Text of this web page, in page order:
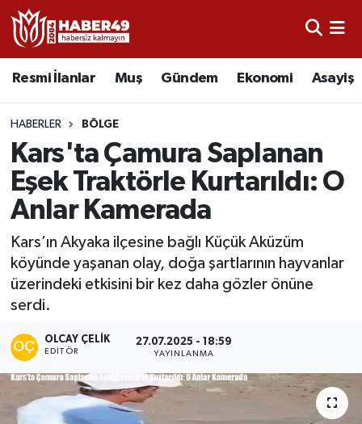
Resmi İlanlar Muş Gündem Ekonomi Asayiş
HABERLER BÖLGE
Kars'ta Çamura Saplanan
Eşek Traktörle Kurtarıldı: O
Anlar Kamerada
Kars’ın Akyaka ilçesine bağlı Küçük Aküzüm
köyünde yaşanan olay, doğa şartlarının hayvanlar
üzerindeki etkisini bir kez daha gözler önüne
serdi.
OLCAY ÇELIK
EDITÖR
27.07.2025 - 18:59
YAYINLANMA
Resmi İlanlar
Asayiş
Bölge
Eğitim
Sağlık
Gündem
Spor
Siyaset
Uşak Nöbetçi Eczaneler
Uşak Hava Durumu
Uşak Namaz Vakitleri
Uşak Trafik Yoğunluk Haritası
Tüm Manşetler
Son Dakika Haberleri
Haber Arşivi